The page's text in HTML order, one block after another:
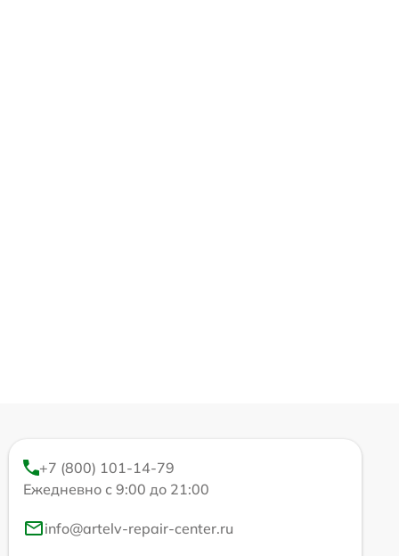
+7 (800) 101-14-79
Ежедневно с 9:00 до 21:00
info@artelv-repair-center.ru